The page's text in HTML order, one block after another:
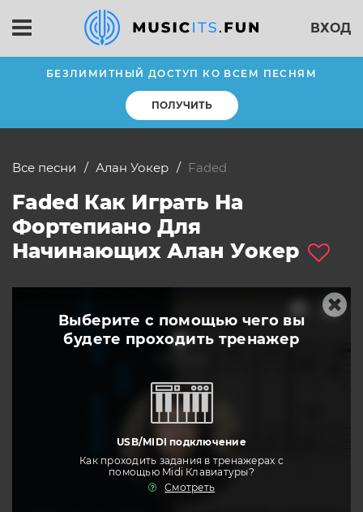
ВХОД
БЕЗЛИМИТНЫЙ ДОСТУП КО ВСЕМ ПЕСНЯМ
ПОЛУЧИТЬ
Все песни Алан Уокер faded
Faded Как Играть На
Фортепиано Для
Начинающих Алан Уокер
Выберите с помощью чего вы
будете проходить тренажер
USB/MIDI подключение
Как проходить задания в тренажерах с
помощью Midi Клавиатуры?
Смотреть